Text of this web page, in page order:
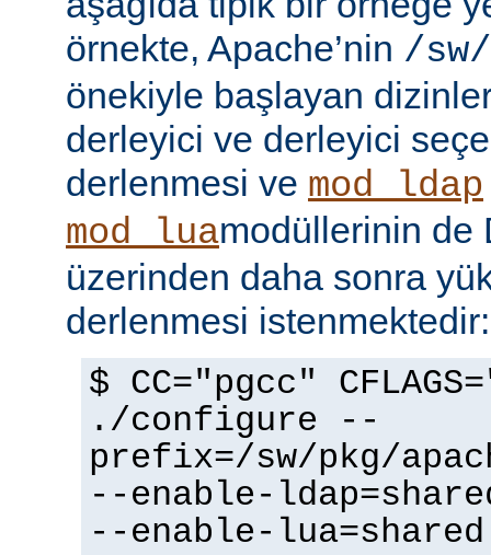
örnekte, Apache’nin /
önekiyle başlayan
derleyici ve derleyici
derlenmesi ve mod_ldap
mod_luamodüllerinin de
üzerinden daha sonra
derlenmesi istenmektedir:
$ CC="pgcc"
./configure --
prefix=/sw/pkg/
--enable-
--enable-lua=shared